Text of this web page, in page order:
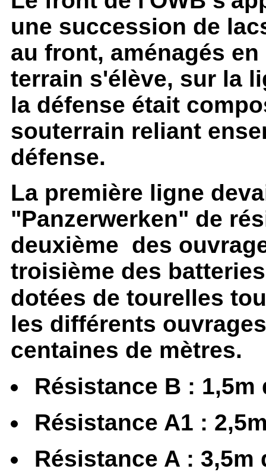
une succession de
au front, aménagés
terrain s'élève, sur la
la défense était
souterrain reliant
défense.
La première ligne
"Panzerwerken" de
deuxième des
troisième des
dotées de tourelles
les différents
centaines de mètres.
Résistance B : 1,5m
Résistance A1 :
Résistance A : 3,5m